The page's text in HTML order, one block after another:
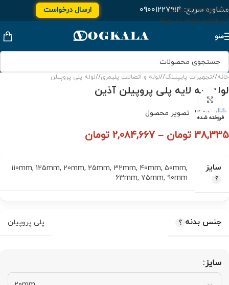
Skip to navigation
Skip to main content
مشاوره سریع:۰۹۰۰۱۲۲۷۹۱۴ ارسال درخواست
منو
خانه/ تجهیزات پایپینگ/ لوله و اتصالات پلیمری/ لوله پلی پروپیلن
لوله سه لایه پلی پروپیلن آذین
فروخته شده
برای بزرگنمایی کلیک کنید
38,335 تومان –
2,084,667 تومان
سایز 110mm, 125mm, 20mm, 25mm, 32mm, 40mm,50mm,
63mm,75mm,90mm
جنس بدنه پلی‌ پروپیلن
سایز